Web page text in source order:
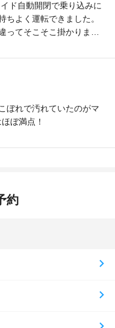
ド自動開閉で乗り込みに
ちよく運転できました。
てそこそこ掛かりまし
ぼれで汚れていたのがマ
ぼ満点！
約